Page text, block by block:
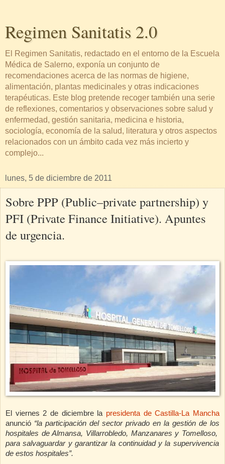
Regimen Sanitatis 2.0
El Regimen Sanitatis, redactado en el entorno de la Escuela
Médica de Salerno, exponía un conjunto de
recomendaciones acerca de las normas de higiene,
alimentación, plantas medicinales y otras indicaciones
terapéuticas. Este blog pretende recoger también una serie
de reflexiones, comentarios y observaciones sobre salud y
enfermedad, gestión sanitaria, medicina e historia,
sociología, economía de la salud, literatura y otros aspectos
relacionados con un ámbito cada vez más incierto y
complejo...
lunes, 5 de diciembre de 2011
Sobre PPP (Public–private partnership) y
PFI (Private Finance Initiative). Apuntes
de urgencia.
El viernes 2 de diciembre la presidenta de Castilla-La Mancha
anunció “la participación del sector privado en la gestión de los
hospitales de Almansa, Villarrobledo, Manzanares y Tomelloso,
para salvaguardar y garantizar la continuidad y la supervivencia
de estos hospitales”.